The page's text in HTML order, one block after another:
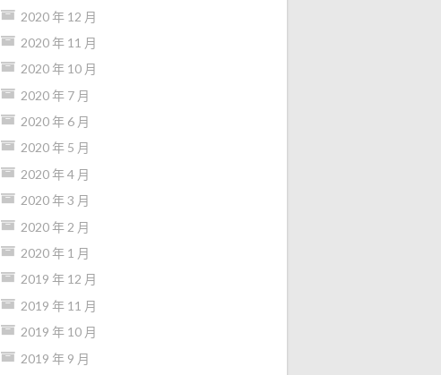
2020 年 12 月
2020 年 11 月
2020 年 10 月
2020 年 7 月
2020 年 6 月
2020 年 5 月
2020 年 4 月
2020 年 3 月
2020 年 2 月
2020 年 1 月
2019 年 12 月
2019 年 11 月
2019 年 10 月
2019 年 9 月